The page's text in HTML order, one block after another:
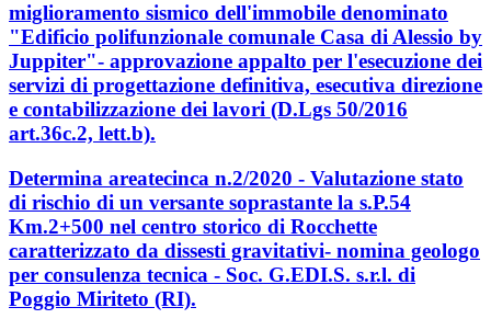
miglioramento sismico dell'immobile denominato
"Edificio polifunzionale comunale Casa di Alessio by
Juppiter"- approvazione appalto per l'esecuzione dei
servizi di progettazione definitiva, esecutiva direzione
e contabilizzazione dei lavori (D.Lgs 50/2016
art.36c.2, lett.b).
Determina areatecinca n.2/2020 - Valutazione stato
di rischio di un versante soprastante la s.P.54
Km.2+500 nel centro storico di Rocchette
caratterizzato da dissesti gravitativi- nomina geologo
per consulenza tecnica - Soc. G.EDI.S. s.r.l. di
Poggio Miriteto (RI).